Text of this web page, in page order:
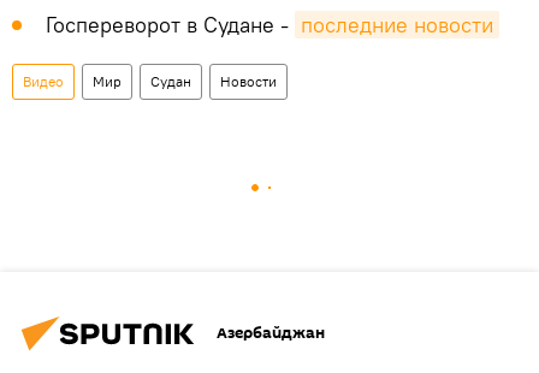
Госпереворот в Судане - последние новости
Видео Мир Судан Новости
Азербайджан